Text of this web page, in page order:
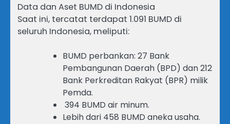
Data dan Aset BUMD di Indonesia
Saat ini, tercatat terdapat 1.091 BUMD di
seluruh Indonesia, meliputi:
BUMD perbankan: 27 Bank
Pembangunan Daerah (BPD) dan 212
Bank Perkreditan Rakyat (BPR) milik
Pemda.
394 BUMD air minum.
Lebih dari 458 BUMD aneka usaha.